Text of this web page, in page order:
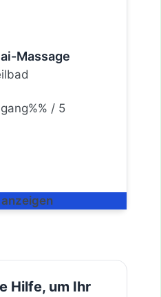
Massage
/ 5
Hilfe, um Ihr